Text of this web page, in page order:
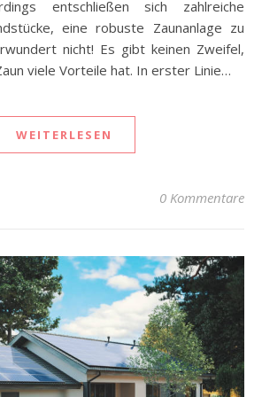
entschließen sich zahlreiche
eine robuste Zaunanlage zu
nicht! Es gibt keinen Zweifel,
viele Vorteile hat. In erster Linie…
WEITERLESEN
0 Kommentare